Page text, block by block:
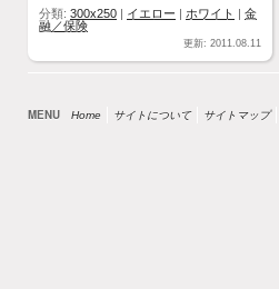
分類: 300x250 イエロー ホワイト
金
融／保険
更新: 2011.08.11
MENU Home サイトについて サイトマップ